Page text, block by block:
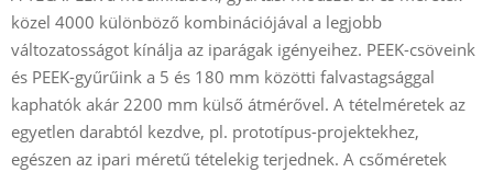
közel 4000 különböző kombinációjával a legjobb
változatosságot kínálja az iparágak igényeihez. PEEK-csöveink
és PEEK-gyűrűink a 5 és 180 mm közötti falvastagsággal
kaphatók akár 2200 mm külső átmérővel. A tételméretek az
egyetlen darabtól kezdve, pl. prototípus-projektekhez,
egészen az ipari méretű tételekig terjednek. A csőméretek